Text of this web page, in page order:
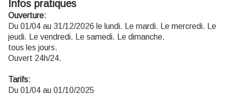
Infos pratiques
Ouverture:
Du 01/04 au 31/12/2026 le lundi. Le mardi. Le mercredi. Le
jeudi. Le vendredi. Le samedi. Le dimanche.
tous les jours.
Ouvert 24h/24.
Tarifs:
Du 01/04 au 01/10/2025